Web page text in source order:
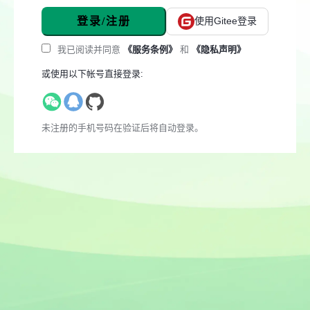
登录/注册 使用Gitee登录
我已阅读并同意 《服务条例》 和 《隐私声明》
或使用以下帐号直接登录:
未注册的手机号码在验证后将自动登录。